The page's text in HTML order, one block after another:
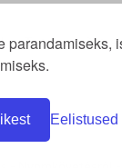
parandamiseks,
Eelistused
-Taganemisõigus